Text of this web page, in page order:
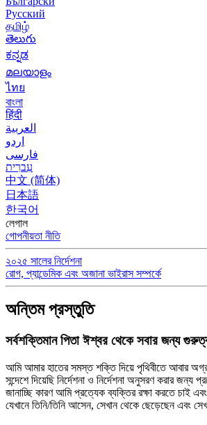
Русский
தமிழ்
తెలుగు
ಕನ್ನಡ
മലയാളം
ไทย
বাংলা
हिंदी
العربية
اردو
فارسی
עִברִית
中文 (简体)
日本語
한국어
লেগাল
গোপনীয়তা নীতি
২০২৫ সালের নির্দেশনা
রোগ, প্যান্ডেমিক এবং অজানা ভাইরাস সম্পর্কে
অন্তিম প্রস্তুতি
সর্বশক্তিমান পিতা ঈশ্বর থেকে সবার জন্য
আমি আমার হাতের সমস্ত শক্তি দিয়ে পৃথিবীতে আবার
সন্দেশে দিয়েছি নির্দেশনা ও নির্দেশনা অনুসরণ করার
জানাচ্ছি কারণ আমি প্রত্যেক ব্যক্তির রক্ষা করতে চাই
যেখানে তিনি/তিনি আসেন, সেখান থেকে ছেড়েছেন এবং